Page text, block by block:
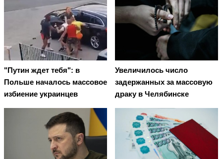
"Путин ждет тебя": в
Польше началось массовое
избиение украинцев
Увеличилось число
задержанных за массовую
драку в Челябинске